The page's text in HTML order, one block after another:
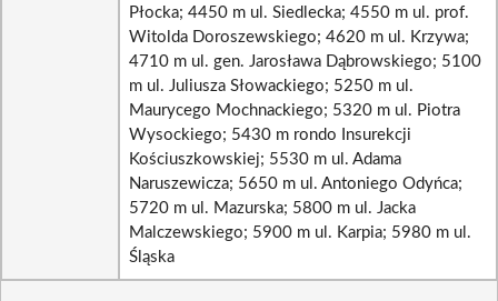
Płocka; 4450 m ul. Siedlecka; 4550 m ul. prof.
Witolda Doroszewskiego; 4620 m ul. Krzywa;
4710 m ul. gen. Jarosława Dąbrowskiego; 5100
m ul. Juliusza Słowackiego; 5250 m ul.
Maurycego Mochnackiego; 5320 m ul. Piotra
Wysockiego; 5430 m rondo Insurekcji
Kościuszkowskiej; 5530 m ul. Adama
Naruszewicza; 5650 m ul. Antoniego Odyńca;
5720 m ul. Mazurska; 5800 m ul. Jacka
Malczewskiego; 5900 m ul. Karpia; 5980 m ul.
Śląska